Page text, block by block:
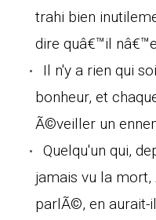
trahi bien
dire quâ€™il
Il n'y a rien qui
bonheur, et
Ã©veiller un
Quelqu'un qui,
jamais vu la mort,
parlÃ©, en aurait-